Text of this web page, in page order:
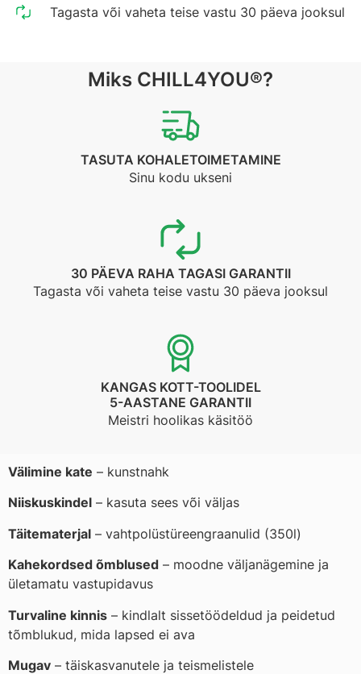
Tagasta või vaheta teise vastu 30 päeva jooksul
Miks CHILL4YOU®?
TASUTA KOHALETOIMETAMINE
Sinu kodu ukseni
30 PÄEVA RAHA TAGASI GARANTII
Tagasta või vaheta teise vastu 30 päeva jooksul
KANGAS KOTT-TOOLIDEL
5-AASTANE GARANTII
Meistri hoolikas käsitöö
Välimine kate – kunstnahk
Niiskuskindel – kasuta sees või väljas
Täitematerjal – vahtpolüstüreengraanulid (350l)
Kahekordsed õmblused – moodne väljanägemine ja
ületamatu vastupidavus
Turvaline kinnis – kindlalt sissetöödeldud ja peidetud
tõmblukud, mida lapsed ei ava
Mugav – täiskasvanutele ja teismelistele